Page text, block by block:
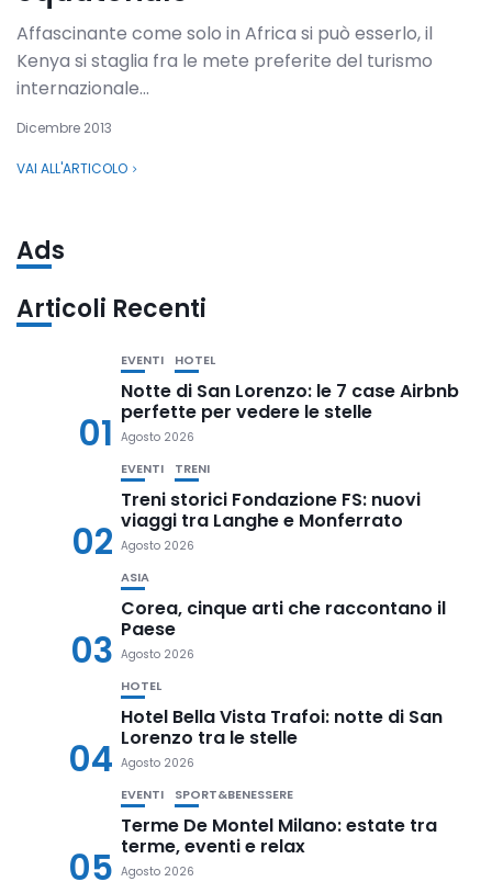
Affascinante come solo in Africa si può esserlo, il
Kenya si staglia fra le mete preferite del turismo
internazionale...
Dicembre 2013
VAI ALL'ARTICOLO
Ads
Articoli Recenti
01
EVENTI HOTEL
Notte di San Lorenzo: le 7 case Airbnb
perfette per vedere le stelle
Agosto 2026
02
EVENTI TRENI
Treni storici Fondazione FS: nuovi
viaggi tra Langhe e Monferrato
Agosto 2026
03
ASIA
Corea, cinque arti che raccontano il
Paese
Agosto 2026
04
HOTEL
Hotel Bella Vista Trafoi: notte di San
Lorenzo tra le stelle
Agosto 2026
05
EVENTI SPORT&BENESSERE
Terme De Montel Milano: estate tra
terme, eventi e relax
Agosto 2026